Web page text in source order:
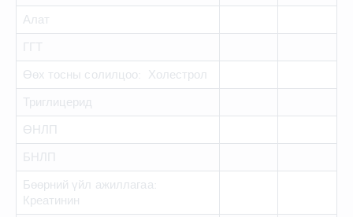
Алат
ГГТ
Өөх тосны солилцоо: Холестрол
Триглицерид
ӨНЛП
БНЛП
Бөөрний үйл ажиллагаа:
Креатинин